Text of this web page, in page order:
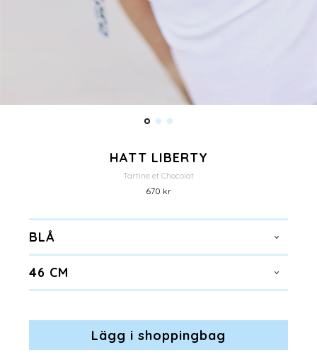
HATT LIBERTY
Tartine et Chocolat
670 kr
BLÅ
46 CM